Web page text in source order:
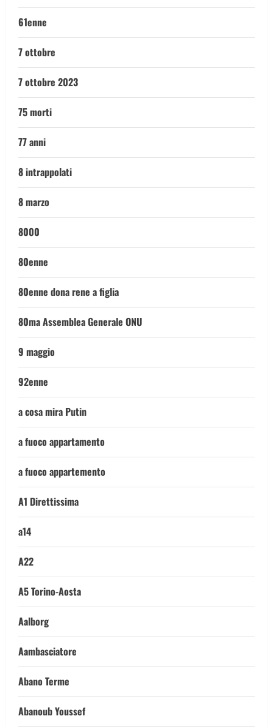
61enne
7 ottobre
7 ottobre 2023
75 morti
77 anni
8 intrappolati
8 marzo
8000
80enne
80enne dona rene a figlia
80ma Assemblea Generale ONU
9 maggio
92enne
a cosa mira Putin
a fuoco appartamento
a fuoco appartemento
A1 Direttissima
a14
A22
A5 Torino-Aosta
Aalborg
Aambasciatore
Abano Terme
Abanoub Youssef